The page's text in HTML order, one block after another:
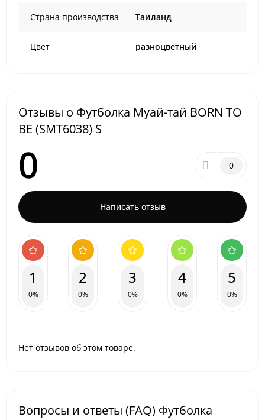
Страна производства Таиланд
Цвет разноцветный
Отзывы о Футболка Муай-тай BORN TO
BE (SMT6038) S
0 0
Написать отзыв
1
0%
2
0%
3
0%
4
0%
5
0%
Нет отзывов об этом товаре.
Вопросы и ответы (FAQ) Футболка